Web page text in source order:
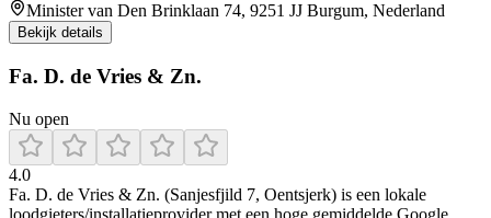
Minister van Den Brinklaan 74, 9251 JJ Burgum, Nederland
Bekijk details
Fa. D. de Vries & Zn.
Nu open
4.0
Fa. D. de Vries & Zn. (Sanjesfjild 7, Oentsjerk) is een lokale
loodgieters/installatieprovider met een hoge gemiddelde Google